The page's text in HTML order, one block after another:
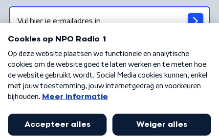
Algemene voorwaarden